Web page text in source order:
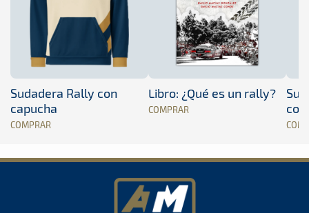
Sudadera Rally con
capucha
COMPRAR
Libro: ¿Qué es un rally?
COMPRAR